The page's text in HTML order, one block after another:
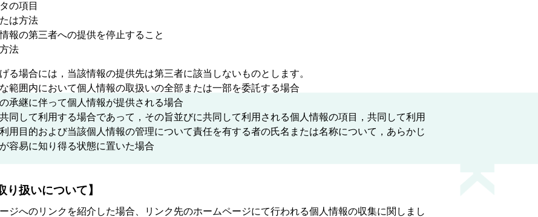
の項目
は方法
報の第三者への提供を停止すること
法
る場合には，当該情報の提供先は第三者に該当しないものとします。
範囲内において個人情報の取扱いの全部または一部を委託する場合
承継に伴って個人情報が提供される場合
同して利用する場合であって，その旨並びに共同して利用される個人情報の項目，共同して利用
用目的および当該個人情報の管理について責任を有する者の氏名または名称について，あらかじ
容易に知り得る状態に置いた場合
り扱いについて】
ジへのリンクを紹介した場合、リンク先のホームページにて行われる個人情報の収集に関しまし